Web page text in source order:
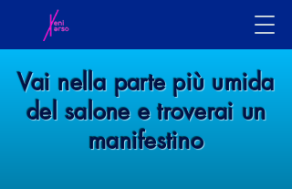
Vai nella parte più umida
del salone e troverai un
manifestino